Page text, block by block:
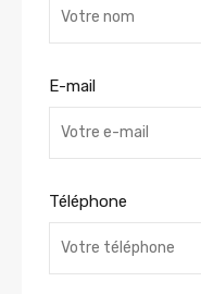
E-mail
Téléphone